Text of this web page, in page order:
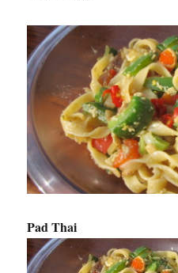
Pad Thai